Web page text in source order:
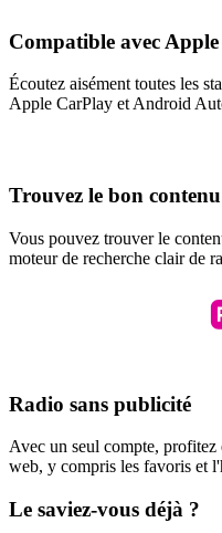
Compatible avec
Écoutez aisément toutes les
Apple CarPlay et Android
Trouvez le bon contenu
Vous pouvez trouver le
moteur de recherche clair de
Radio sans publicité
Avec un seul compte, profitez
web, y compris les favoris et
Le saviez-vous déjà ?